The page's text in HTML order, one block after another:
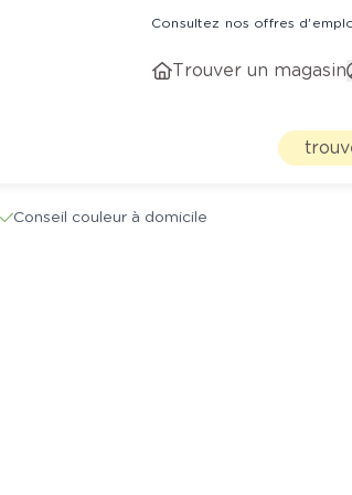
Consultez nos offres
Trouver un magasin
Conseil couleur à domicile